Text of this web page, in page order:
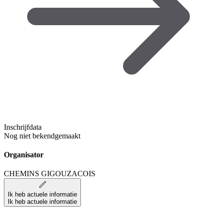
Inschrijfdata
Nog niet bekendgemaakt
Organisator
CHEMINS GIGOUZACOIS
Ik heb actuele informatie
Ik heb actuele informatie